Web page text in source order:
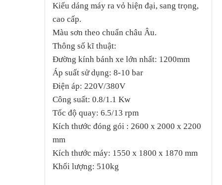
Kiểu dáng máy ra vỏ hiện đại, sang trọng,
cao cấp.
Màu sơn theo chuẩn châu Âu.
Thông số kĩ thuật:
Đường kính bánh xe lớn nhất: 1200mm
Áp suất sử dụng: 8-10 bar
Điện áp: 220V/380V
Công suất: 0.8/1.1 Kw
Tốc độ quay: 6.5/13 rpm
Kích thước đóng gói : 2600 x 2000 x 2200
mm
Kích thước máy: 1550 x 1800 x 1870 mm
Khối lượng: 510kg